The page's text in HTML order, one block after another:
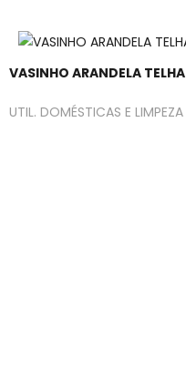
VASINHO ARANDELA TELHA
UTIL. DOMÉSTICAS E LIMPEZA